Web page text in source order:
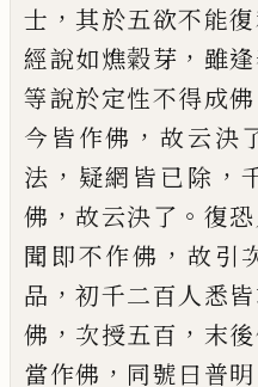
士 ，其於五欲不能
經說如燋糓芽 ， 雖
等說於定性不得成佛
今皆作佛 ， 故云決
法 ， 疑網皆 已除 ，
佛 ，故云決了 。 復
聞即不作佛 ， 故引
品 ，初千二百人悉
佛 ， 次授五百 ， 末
當作佛 ， 同號曰普明